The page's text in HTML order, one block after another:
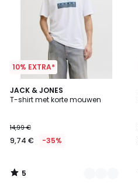
10% EXTRA*
JACK & JONES
T-shirt met korte mouwen
€
In
van
14,99
14,99 €
9,74 € -35%
5
/
3
Kleuren
5
/